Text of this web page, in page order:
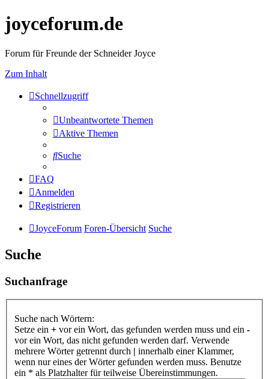
joyceforum.de
Forum für Freunde der Schneider Joyce
Zum Inhalt
Schnellzugriff
Unbeantwortete Themen
Aktive Themen
Suche
FAQ
Anmelden
Registrieren
JoyceForum Foren-Übersicht Suche
Suche
Suchanfrage
Suche nach Wörtern:
Setze ein + vor ein Wort, das gefunden werden muss und ein -
vor ein Wort, das nicht gefunden werden darf. Verwende
mehrere Wörter getrennt durch | innerhalb einer Klammer,
wenn nur eines der Wörter gefunden werden muss. Benutze
ein * als Platzhalter für teilweise Übereinstimmungen.